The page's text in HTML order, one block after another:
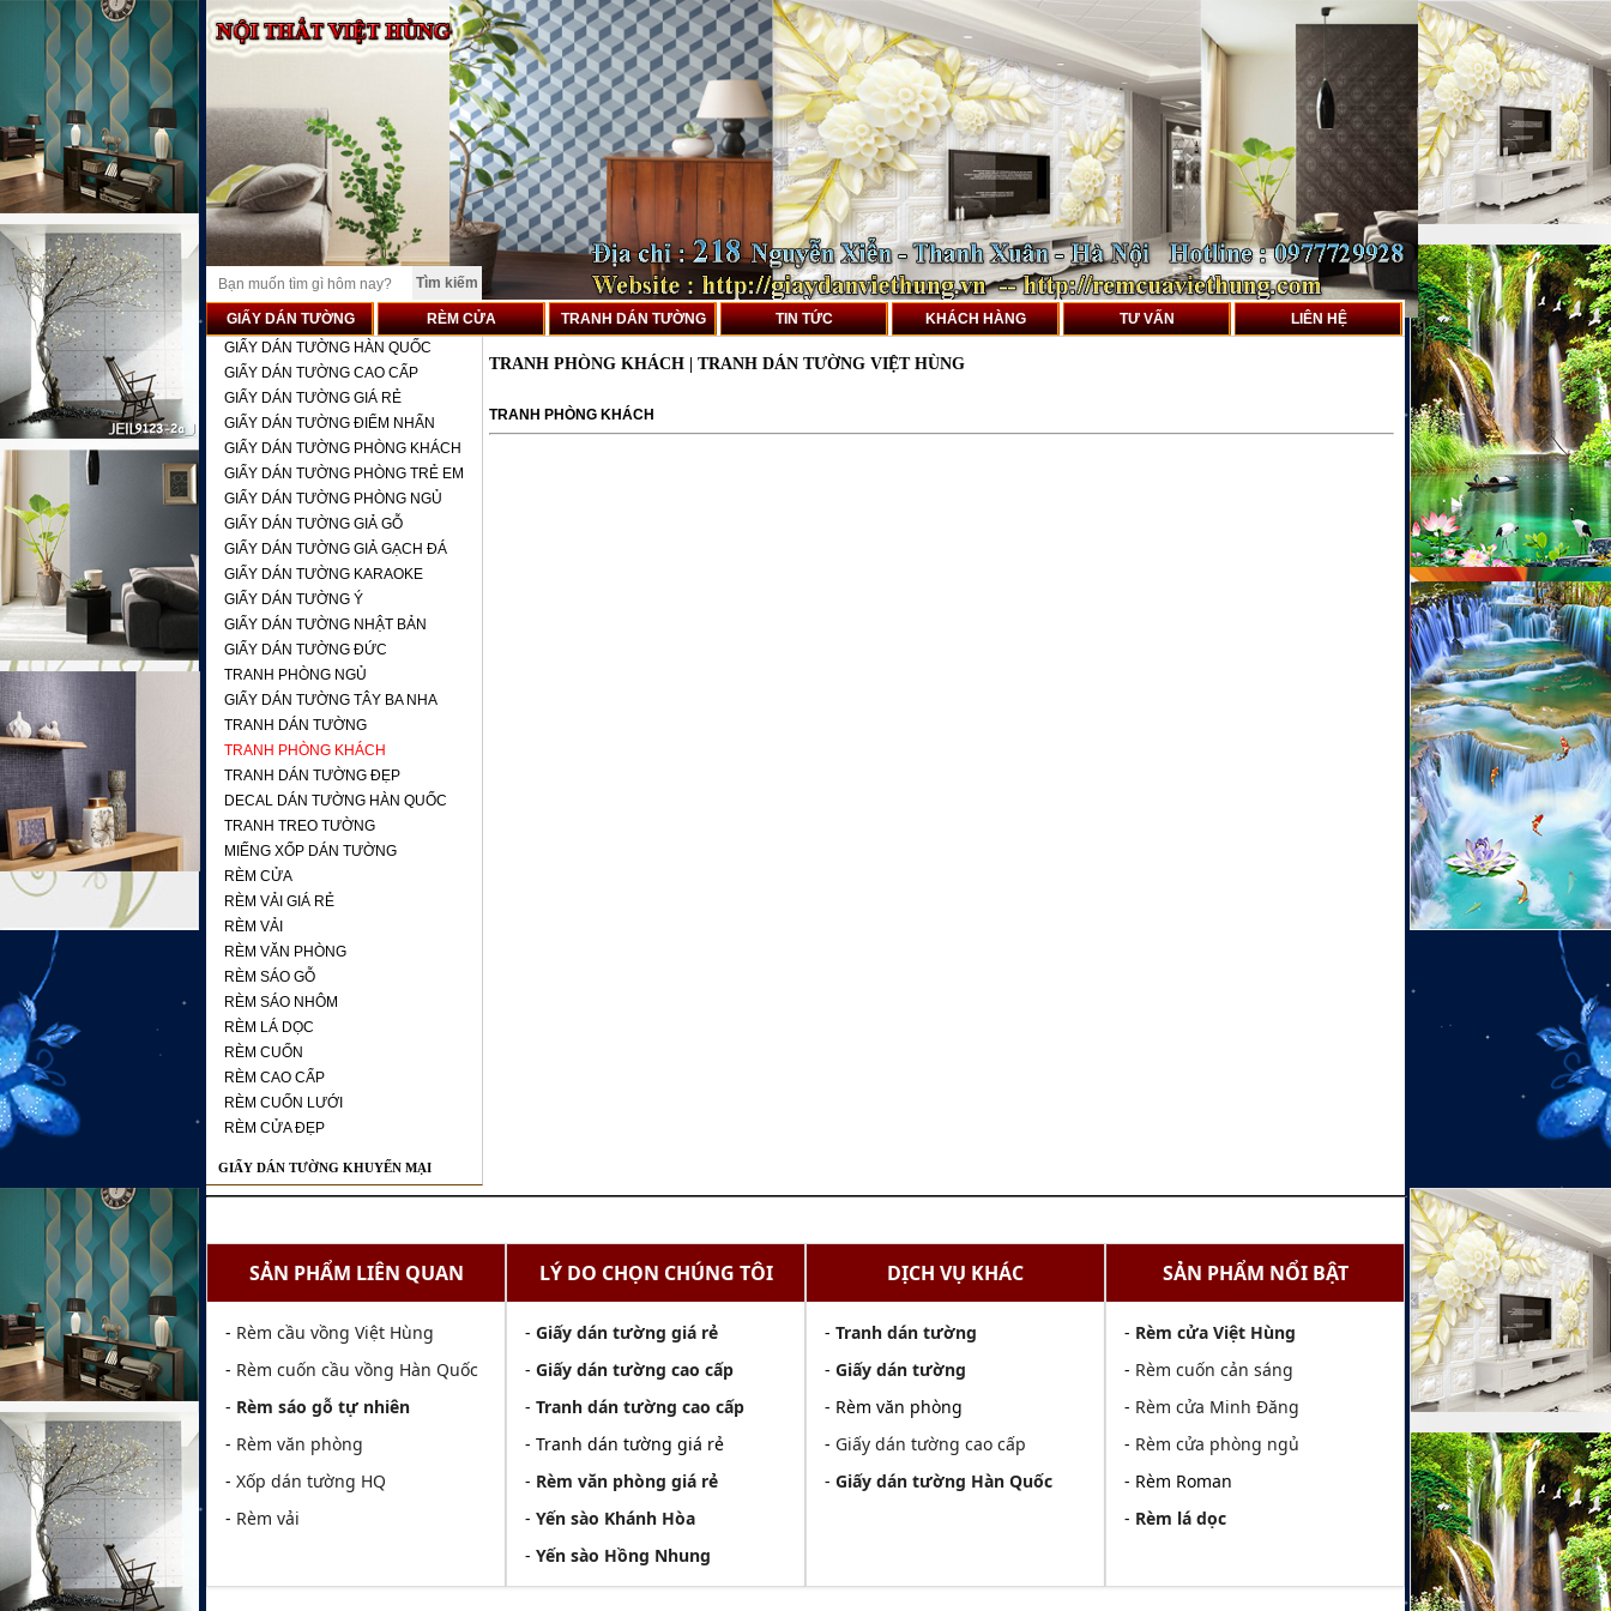
GIẤY DÁN TƯỜNG RÈM CỬA TRANH DÁN TƯỜNG TIN TỨC KHÁCH HÀNG TƯ VẤN
LIÊN HỆ
GIẤY DÁN TƯỜNG HÀN QUỐC
GIẤY DÁN TƯỜNG CAO CẤP
GIẤY DÁN TƯỜNG GIÁ RẺ
GIẤY DÁN TƯỜNG ĐIỂM NHẤN
GIẤY DÁN TƯỜNG PHÒNG KHÁCH
GIẤY DÁN TƯỜNG PHÒNG TRẺ EM
GIẤY DÁN TƯỜNG PHÒNG NGỦ
GIẤY DÁN TƯỜNG GIẢ GỖ
GIẤY DÁN TƯỜNG GIẢ GẠCH ĐÁ
GIẤY DÁN TƯỜNG KARAOKE
GIẤY DÁN TƯỜNG Ý
GIẤY DÁN TƯỜNG NHẬT BẢN
GIẤY DÁN TƯỜNG ĐỨC
TRANH PHÒNG NGỦ
GIẤY DÁN TƯỜNG TÂY BA NHA
TRANH DÁN TƯỜNG
TRANH PHÒNG KHÁCH
TRANH DÁN TƯỜNG ĐẸP
DECAL DÁN TƯỜNG HÀN QUỐC
TRANH TREO TƯỜNG
MIẾNG XỐP DÁN TƯỜNG
RÈM CỬA
RÈM VẢI GIÁ RẺ
RÈM VẢI
RÈM VĂN PHÒNG
RÈM SÁO GỖ
RÈM SÁO NHÔM
RÈM LÁ DỌC
RÈM CUỐN
RÈM CAO CẤP
RÈM CUỐN LƯỚI
RÈM CỬA ĐẸP
GIẤY DÁN TƯỜNG KHUYẾN MẠI
TRANH PHÒNG KHÁCH | TRANH DÁN TƯỜNG VIỆT HÙNG
TRANH PHÒNG KHÁCH
SẢN PHẨM LIÊN QUAN
- Rèm cầu vồng Việt Hùng
- Rèm cuốn cầu vồng Hàn Quốc
- Rèm sáo gỗ tự nhiên
- Rèm văn phòng
- Xốp dán tường HQ
- Rèm vải
LÝ DO CHỌN CHÚNG TÔI
- Giấy dán tường giá rẻ
- Giấy dán tường cao cấp
- Tranh dán tường cao cấp
- Tranh dán tường giá rẻ
- Rèm văn phòng giá rẻ
- Yến sào Khánh Hòa
- Yến sào Hồng Nhung
DỊCH VỤ KHÁC
- Tranh dán tường
- Giấy dán tường
- Rèm văn phòng
- Giấy dán tường cao cấp
- Giấy dán tường Hàn Quốc
SẢN PHẨM NỔI BẬT
- Rèm cửa Việt Hùng
- Rèm cuốn cản sáng
- Rèm cửa Minh Đăng
- Rèm cửa phòng ngủ
- Rèm Roman
- Rèm lá dọc